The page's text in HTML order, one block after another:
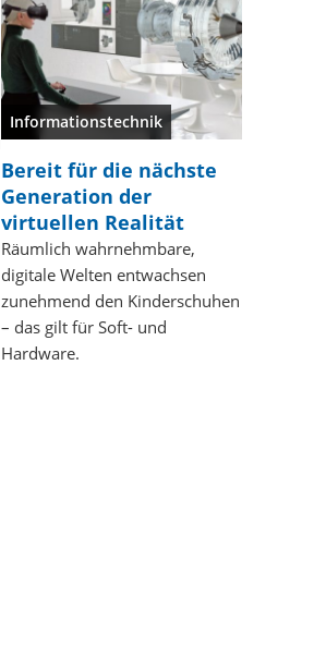
Informationstechnik
Bereit für die nächste
Generation der
virtuellen Realität
Räumlich wahrnehmbare,
digitale Welten entwachsen
zunehmend den Kinderschuhen
– das gilt für Soft- und
Hardware.